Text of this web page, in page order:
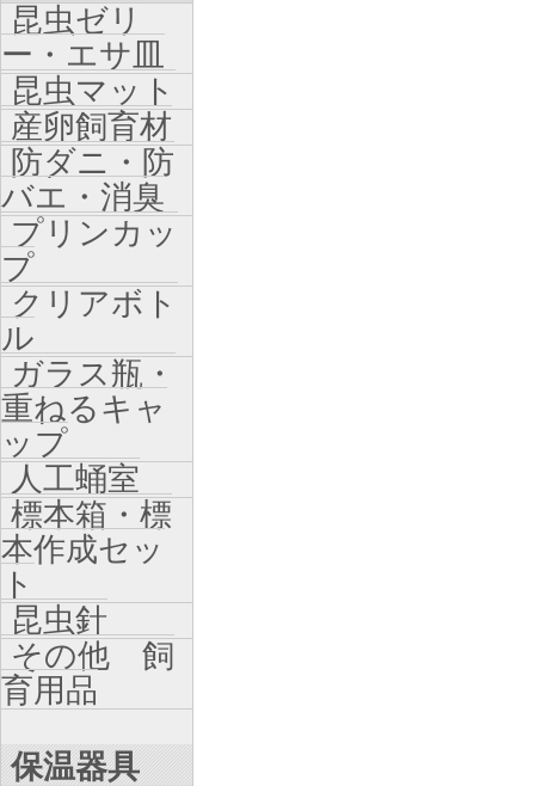
昆虫ゼリ
ー・エサ皿
昆虫マット
産卵飼育材
防ダニ・防
バエ・消臭
プリンカッ
プ
クリアボト
ル
ガラス瓶・
重ねるキャ
ップ
人工蛹室
標本箱・標
本作成セッ
ト
昆虫針
その他 飼
育用品
保温器具